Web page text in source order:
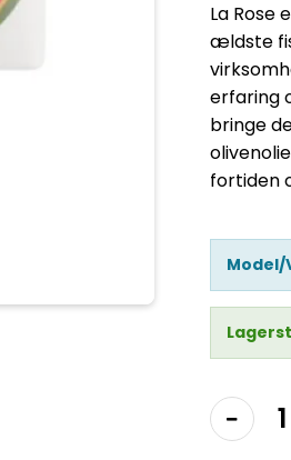
La Rose
ældste
erfaring
bringe
fortiden
Model/